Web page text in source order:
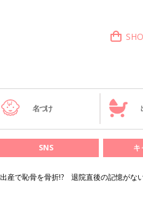
名づけ
SNS キ
出産で恥骨を骨折!? 退院直後の記憶が